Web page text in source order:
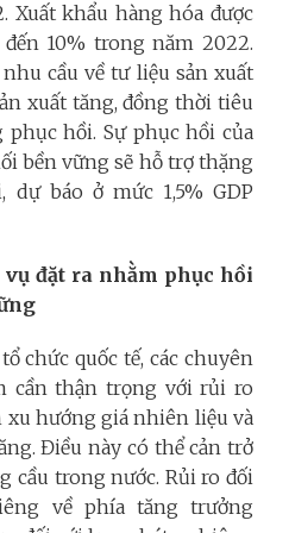
Xuất khẩu hàng hóa được
10% trong năm 2022.
cầu về tư liệu sản xuất
xuất tăng, đồng thời tiêu
hồi. Sự phục hồi của
bền vững sẽ hỗ trợ thặng
báo ở mức 1,5% GDP
đặt ra nhằm phục hồi
chức quốc tế, các chuyên
cần thận trọng với rủi ro
xu hướng giá nhiên liệu và
Điều này có thể cản trở
cầu trong nước. Rủi ro đối
về phía tăng trưởng